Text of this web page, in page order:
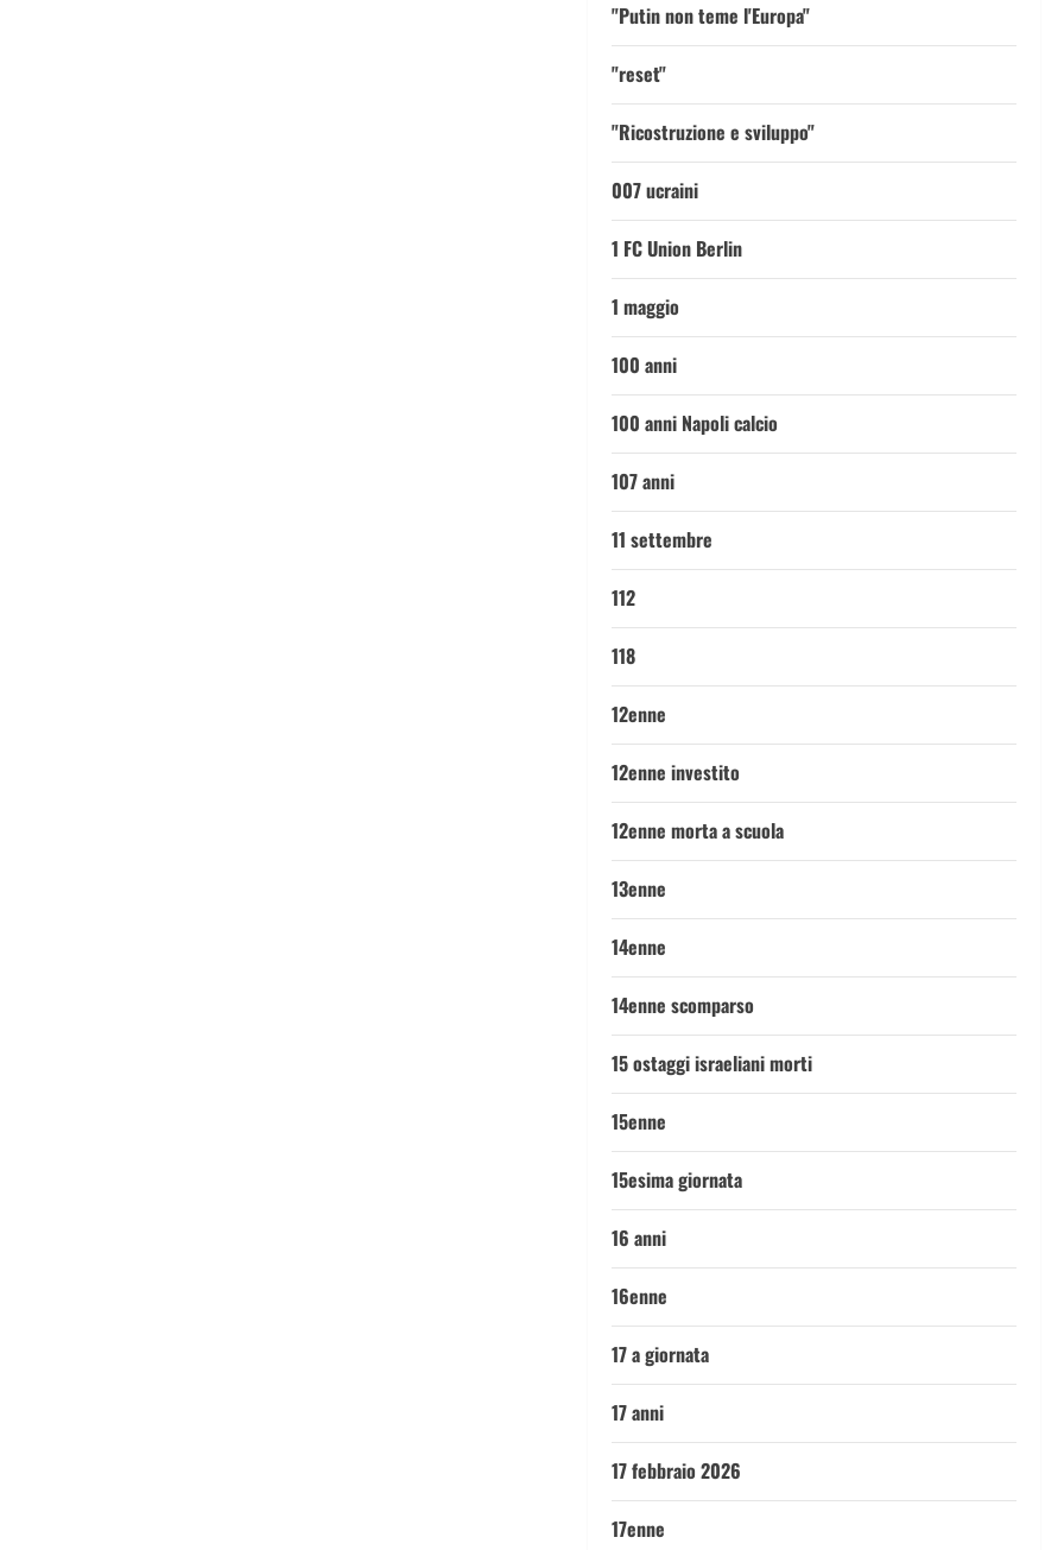
"Putin non teme l'Europa"
"reset"
"Ricostruzione e sviluppo"
007 ucraini
1 FC Union Berlin
1 maggio
100 anni
100 anni Napoli calcio
107 anni
11 settembre
112
118
12enne
12enne investito
12enne morta a scuola
13enne
14enne
14enne scomparso
15 ostaggi israeliani morti
15enne
15esima giornata
16 anni
16enne
17 a giornata
17 anni
17 febbraio 2026
17enne